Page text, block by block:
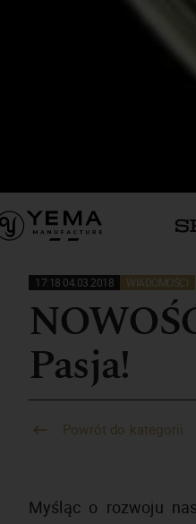
17:18 04.03.2018 WIADOMOŚCI
Pasja!
Powrót do kategorii
Myśląc o rozwoju